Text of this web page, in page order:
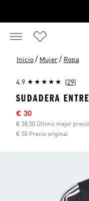
Inicio / Mujer / Ropa
4.9 (29)
SUDADERA
Precio rebajado
€ 30
€ 38,50 Último mejor precio
€ 50 Precio original